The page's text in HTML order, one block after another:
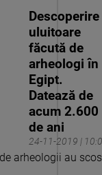
24-11-2019 |
Descoperire
uluitoare
făcută de
arheologi în
Egipt.
Datează de
acum 2.600
de ani
arheologii au scos